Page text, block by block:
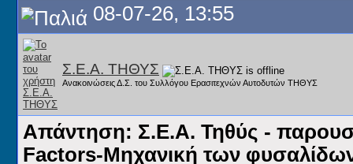
08-07-26, 13:55
Σ.Ε.Α. ΤΗΘΥΣ
Ανακοινώσεις Δ.Σ. του Συλλόγου Ερασιτεχνών Αυτοδυτών ΤΗΘΥΣ
Απάντηση: Σ.Ε.Α. Τηθύς -
Factors-Μηχανική των